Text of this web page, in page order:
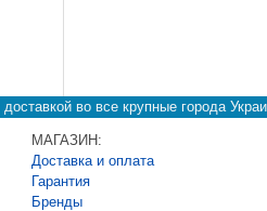
во все крупные города
МАГАЗИН:
Доставка и оплата
Гарантия
Бренды